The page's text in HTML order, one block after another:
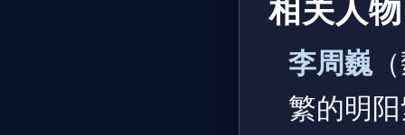
相关人物
李周巍
繁的明